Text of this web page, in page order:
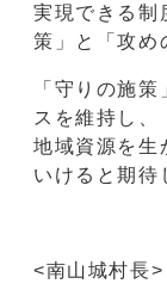
実現できる制
策」と「攻め
「守りの施
スを維持し、
地域資源を生
いけると期待
<南山城村長>